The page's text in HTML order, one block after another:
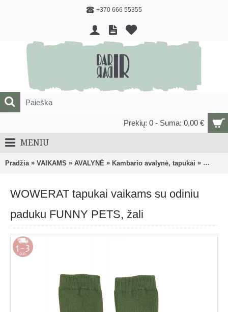
+370 666 55355
Prekių: 0 - Suma: 0,00 €
MENIU
Pradžia » VAIKAMS » AVALYNĖ » Kambario avalynė, tapukai »
WOWERAT tapukai vaikams su odiniu
paduku FUNNY PETS, žali